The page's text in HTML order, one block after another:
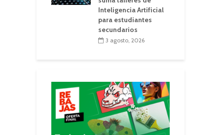
Inteligencia Artificial
para estudiantes
secundarios
3 agosto, 2026